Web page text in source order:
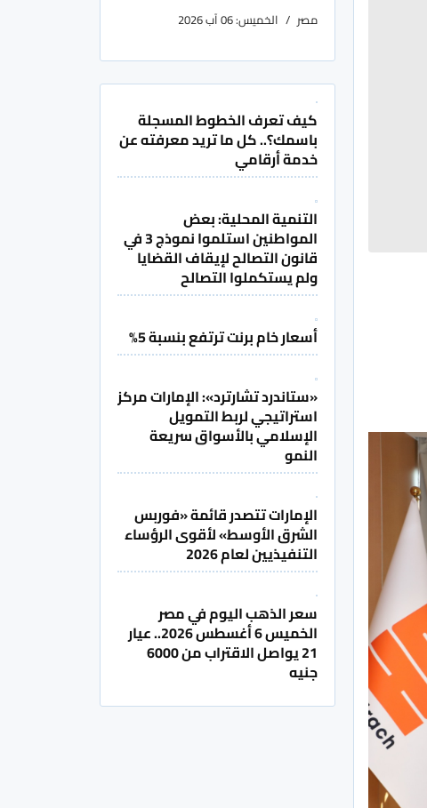
مصر الخميس: 06 آب 2026
كيف تعرف الخطوط المسجلة
باسمك؟.. كل ما تريد معرفته عن
خدمة أرقامي
التنمية المحلية: بعض
المواطنين استلموا نموذج 3 في
قانون التصالح لإيقاف القضايا
ولم يستكملوا التصالح
أسعار خام برنت ترتفع بنسبة 5%
«ستاندرد تشارترد»: الإمارات مركز
استراتيجي لربط التمويل
الإسلامي بالأسواق سريعة
النمو
الإمارات تتصدر قائمة «فوربس
الشرق الأوسط» لأقوى الرؤساء
التنفيذيين لعام 2026
سعر الذهب اليوم في مصر
الخميس 6 أغسطس 2026.. عيار
21 يواصل الاقتراب من 6000
جنيه